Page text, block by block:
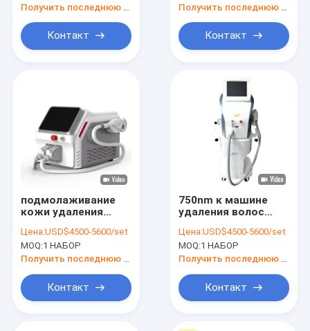
Контакт Контакт
подмолаживание
кожи удаления
808nm IPL
Цена:USD$4500-5600/set
MOQ:1 НАБОР
Получить последнюю цену
Контакт
750nm к машине
удаления волос
Цена:USD$4500-5600/set
MOQ:1 НАБОР
Получить последнюю цену
Контакт